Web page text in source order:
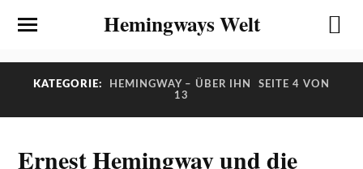
Hemingways Welt
KATEGORIE: HEMINGWAY – ÜBER IHN
SEITE 4 VON
13
Ernest Hemingway und die